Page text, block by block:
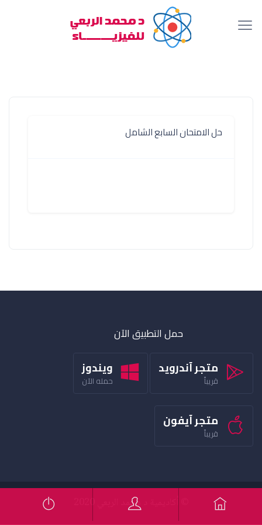
حل الامتحان السابع الشامل
حمل التطبيق الآن
متجر آندرويد
قريباً
ويندوز
حمله الآن
متجر آيفون
قريباً
© أكاديمية د محمد الربعي 2020